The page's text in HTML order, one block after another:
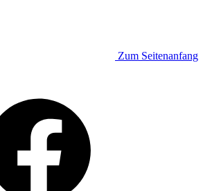
Zum Seitenanfang